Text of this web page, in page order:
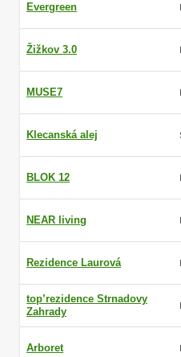
Evergreen
Žižkov 3.0
MUSE7
Klecanská alej
BLOK 12
NEAR living
Rezidence Laurová
top’rezidence Strnadovy
Zahrady
Arboret